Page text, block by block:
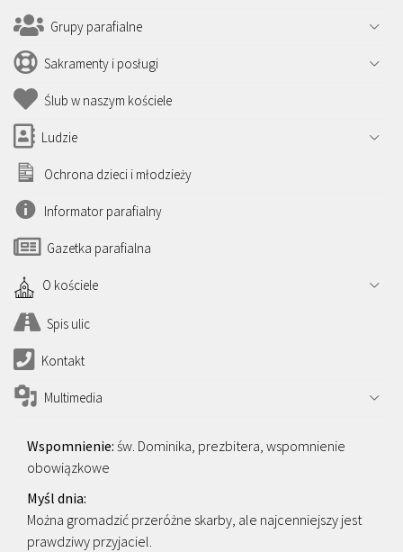
Grupy parafialne
Sakramenty i posługi
Ślub w naszym kościele
Ludzie
Ochrona dzieci i młodzieży
Informator parafialny
Gazetka parafialna
O kościele
Spis ulic
Kontakt
Multimedia
św. Dominika, prezbitera, wspomnienie
obowiązkowe
Można gromadzić przeróżne skarby, ale najcenniejszy jest
prawdziwy przyjaciel.